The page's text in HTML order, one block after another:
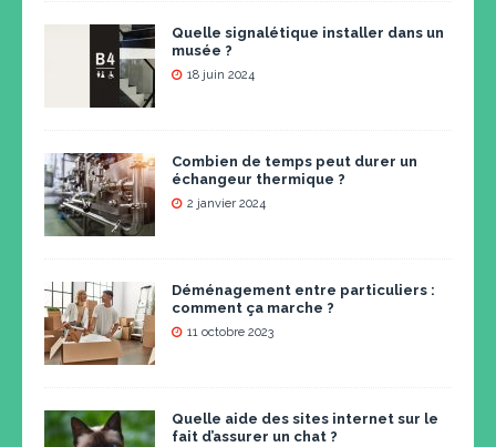
Quelle signalétique installer dans un
musée ?
18 juin 2024
Combien de temps peut durer un
échangeur thermique ?
2 janvier 2024
Déménagement entre particuliers :
comment ça marche ?
11 octobre 2023
Quelle aide des sites internet sur le
fait d’assurer un chat ?